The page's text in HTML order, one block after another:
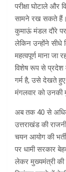
परीक्षा घोटाले और
सामने रख सकते हैं।
कुमाऊं मंडल दौरे पर
लेकिन उन्होंने सीधे
महत्वपूर्ण माना जा
विशेष रूप से प्रदेश
गर्म है, उसे देखते
मंगलवार को उनकी
अब तक 40 से
उत्तराखंड की
चयन आयोग की
पर धामी सरकार
लेकर मुख्यमंत्री की